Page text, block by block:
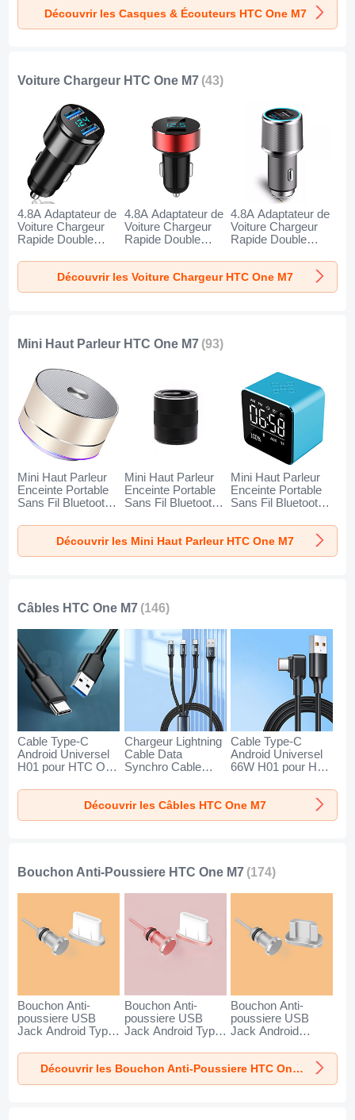
HTC One M7 Noir
HTC One M7 Or
HTC One M7 Noir
Découvrir les Casques & Écouteurs HTC One M7
Voiture Chargeur HTC One M7 (43)
4.8A Adaptateur de
Voiture Chargeur
Rapide Double
K10 pour HTC One
4.8A Adaptateur de
Voiture Chargeur
Rapide Double
K07 pour HTC One
M7 Rouge
4.8A Adaptateur de
Voiture Chargeur
Rapide Double
K08 pour HTC One
M7 Argent
Découvrir les Voiture Chargeur HTC One M7
Mini Haut Parleur HTC One M7 (93)
Mini Haut Parleur
Enceinte Portable
Sans Fil Bluetooth
pour HTC One M7
Mini Haut Parleur
Enceinte Portable
Sans Fil Bluetooth
pour HTC One M7
Noir
Mini Haut Parleur
Enceinte Portable
Sans Fil Bluetooth
pour HTC One M7
Bleu
Découvrir les Mini Haut Parleur HTC One M7
Câbles HTC One M7 (146)
Cable Type-C
Android Universel
H01 pour HTC One
Chargeur Lightning
Cable Data
Synchro Cable
Type-C 100W H01
pour HTC One M7
Noir
Cable Type-C
Android Universel
66W H01 pour HTC
Découvrir les Câbles HTC One M7
Bouchon Anti-Poussiere HTC One M7 (174)
Bouchon Anti-
poussiere USB
Jack Android Type-
HTC One M7
Argent
Bouchon Anti-
poussiere USB
Jack Android Type-
HTC One M7 Or
Rose
Bouchon Anti-
poussiere USB
Jack Android
HTC One M7
Argent
Découvrir les Bouchon Anti-Poussiere HTC One M7